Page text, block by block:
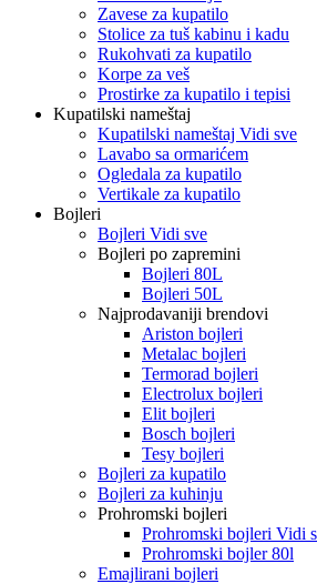
Zavese za kupatilo
Stolice za tuš kabinu i kadu
Rukohvati za kupatilo
Korpe za veš
Prostirke za kupatilo i tepisi
Kupatilski nameštaj
Kupatilski nameštaj Vidi sve
Lavabo sa ormarićem
Ogledala za kupatilo
Vertikale za kupatilo
Bojleri
Bojleri Vidi sve
Bojleri po zapremini
Bojleri 80L
Bojleri 50L
Najprodavaniji brendovi
Ariston bojleri
Metalac bojleri
Termorad bojleri
Electrolux bojleri
Elit bojleri
Bosch bojleri
Tesy bojleri
Bojleri za kupatilo
Bojleri za kuhinju
Prohromski bojleri
Prohromski bojleri Vidi
Prohromski bojler 80l
Emajlirani bojleri